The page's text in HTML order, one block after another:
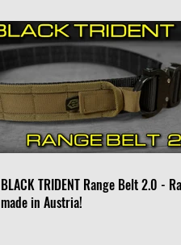
BLACK TRIDENT Range Belt 2.0 -
made in Austria!